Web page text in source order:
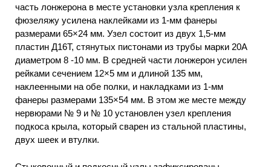
часть лонжерона в месте установки узла крепления к
фюзеляжу усилена наклейками из 1-мм фанеры
размерами 65×24 мм. Узел состоит из двух 1,5-мм
пластин Д16Т, стянутых пистонами из трубы марки 20А
диаметром 8 -10 мм. В средней части лонжерон усилен
рейками сечением 12×5 мм и длиной 135 мм,
наклеенными на обе полки, и накладками из 1-мм
фанеры размерами 135×54 мм. В этом же месте между
нервюрами № 9 и № 10 установлен узел крепления
подкоса крыла, который сварен из стальной пластины,
двух шеек и втулки.